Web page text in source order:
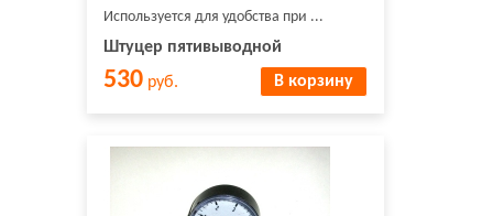
Используется для удобства при ...
Штуцер пятивыводной
530 руб. В корзину